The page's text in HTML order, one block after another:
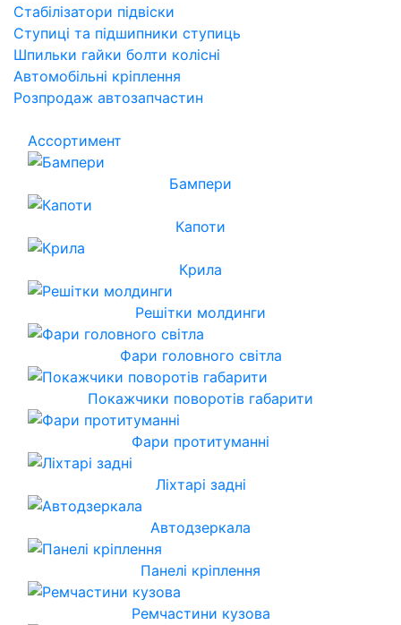
Стабілізатори підвіски
Ступиці та підшипники ступиць
Шпильки гайки болти колісні
Автомобільні кріплення
Розпродаж автозапчастин
Ассортимент
Бампери
Капоти
Крила
Решітки молдинги
Фари головного світла
Покажчики поворотів габарити
Фари протитуманні
Ліхтарі задні
Автодзеркала
Панелі кріплення
Ремчастини кузова